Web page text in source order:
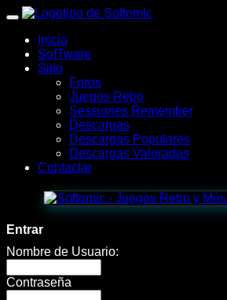
wWw.SofTomiC.org
Zona
Gaming
Retro
lista
de
Juegos
Inicio
SofTware
Sitio
Foros
Juegos Retro
Sessiones Remember
Descargas
Descargas Populares
Descargas Valoradas
Contactar
Entrar
Nombre de Usuario:
Contraseña